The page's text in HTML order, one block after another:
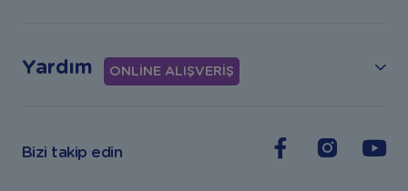
Yardım ONLİNE ALIŞVERİŞ
Bizi takip edin